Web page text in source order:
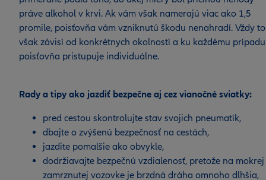
práve alkohol v krvi. Ak vám však namerajú viac ako 1,5
promile, poisťovňa vám vzniknutú škodu nenahradí. Vždy to
však závisí od konkrétnych okolností a ku každému prípadu
poisťovňa pristupuje individuálne.
Rady a tipy ako jazdiť bezpečne aj cez vianočné sviatky:
pred cestou skontrolujte stav svojich pneumatík,
dbajte o zvýšenú bezpečnosť na cestách,
jazdite pomalšie ako obvykle,
dodržiavajte bezpečnú vzdialenosť, pretože na mokrej
zamrznutej vozovke je brzdná dráha omnoho dlhšia,